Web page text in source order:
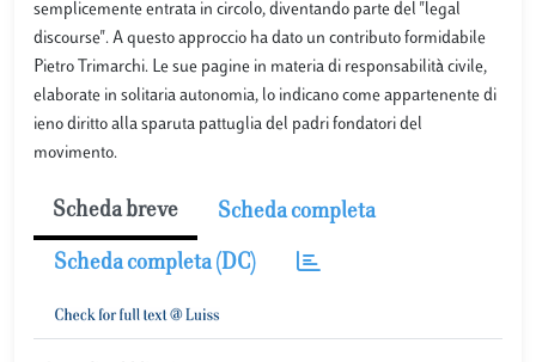
semplicemente entrata in circolo, diventando parte del "legal
discourse". A questo approccio ha dato un contributo formidabile
Pietro Trimarchi. Le sue pagine in materia di responsabilità civile,
elaborate in solitaria autonomia, lo indicano come appartenente di
ieno diritto alla sparuta pattuglia del padri fondatori del
movimento.
Scheda breve Scheda completa
Scheda completa (DC)